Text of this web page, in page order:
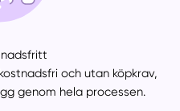
och utan köpkrav,
genom hela processen.